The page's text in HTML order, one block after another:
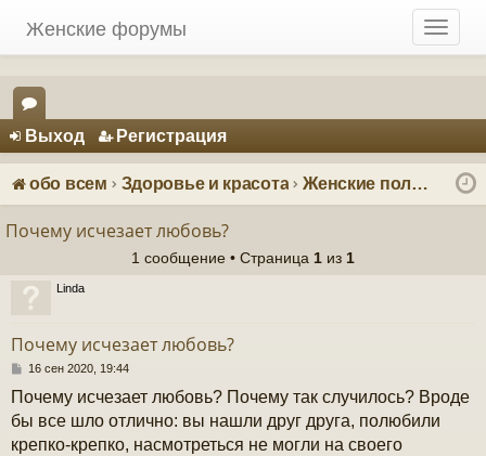
T
o
l
n
v
Женские форумы
Регистрация
ор
ум
Выход Регистрация
обо всем Здоровье и красота Женские полезные советы и статьи для домохозяек
Почему исчезает любовь?
1 сообщение • Страница 1 из 1
Linda
Почему исчезает любовь?
С
о
б
е
16 сен 2020, 19:44
Почему исчезает любовь? Почему так случилось? Вроде
бы все шло отлично: вы нашли друг друга, полюбили
крепко-крепко, насмотреться не могли на своего